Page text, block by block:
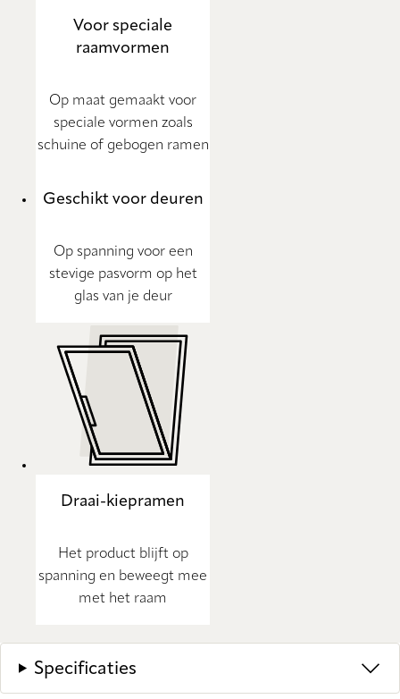
Voor speciale
raamvormen
Op maat gemaakt voor
speciale vormen zoals
schuine of gebogen ramen
Geschikt voor deuren
Op spanning voor een
stevige pasvorm op het
glas van je deur
Draai-kiepramen
Het product blijft op
spanning en beweegt mee
met het raam
Specificaties